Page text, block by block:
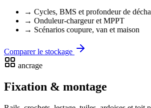
→ Cycles, BMS et profondeur de
→ Onduleur-chargeur et MPPT
→ Scénarios coupure, van et maison
Comparer le stockage
ancrage
Fixation & montage